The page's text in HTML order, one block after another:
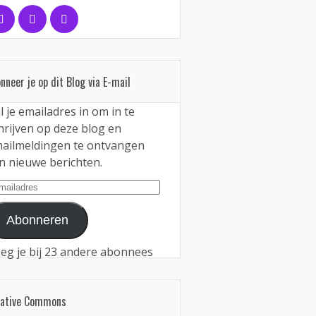
je op dit Blog via E-mail
je emailadres in om in te
op deze blog en
te ontvangen
nieuwe berichten.
Abonneren
je bij 23 andere abonnees
Commons